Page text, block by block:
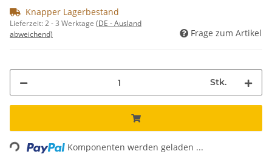
Knapper Lagerbestand
Lieferzeit:2 - 3 Werktage (DE - Ausland
abweichend)
Frage zum Artikel
Stk.
Loading... Komponenten werden geladen ...